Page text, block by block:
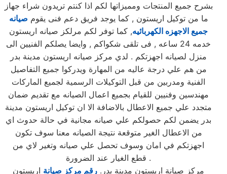
بشرح جميع المنتجات ومميزاتها لكم اذا كنتم تريدون شراء جهاز
ما من توكيل اريستون , كما يوجد فريق دعم فنى يقوم صيانه
جميع الاجهزه الكهربائيه, كما توفر لكم مرلكز صيانه اريستون
خدمه 24 ساعه , فى تلقى شكواكم , وايضا يصلكم الفنيين الى
منزل لصيانه اجهزتكم . لدي مركز صيانه اريستون مدينة بدر
من هم علي درجة عاليه من المهارة ويدركوا جميع التفاصيل
الفنية ومدربين من قبل التوكيلات الرسمية لجميع الماركات
مهندسين وفنيين للقيام بجميع اعمال الصيانه مع تقديم ضمان
متجدد علي جميع الاعطال بالاضافة الا ان توكيل اريستون مدينة
بدر يضمن لكم حصولكم علي صيانه مجانية في حالة حدوث اي
من الاعطال الغير متوقعة نتيجة الصيانه معنا سوف تكون
اجهزتكم في امان وسوف تحصل علي صيانه وتغير لاي من
قطع الغيار عند الضرورة .
مركز صيانة اريستون مدينة بدر. رقم مركز صيانة اريستون